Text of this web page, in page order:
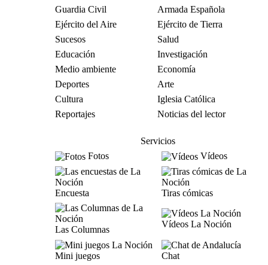
Guardia Civil
Armada Española
Ejército del Aire
Ejército de Tierra
Sucesos
Salud
Educación
Investigación
Medio ambiente
Economía
Deportes
Arte
Cultura
Iglesia Católica
Reportajes
Noticias del lector
Servicios
Fotos
Vídeos
Encuesta Tiras cómicas
Las Columnas
Vídeos La Noción
Mini juegos
Chat